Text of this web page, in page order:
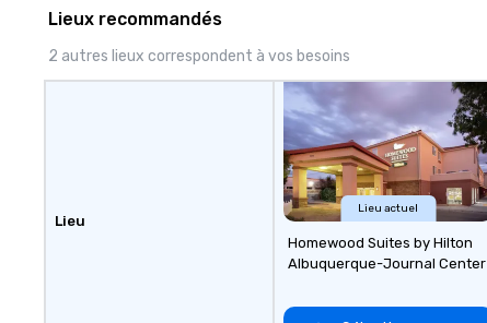
Lieux recommandés
2 autres lieux correspondent à vos besoins
Lieu
Lieu actuel
Homewood Suites by Hilton
Albuquerque-Journal Center